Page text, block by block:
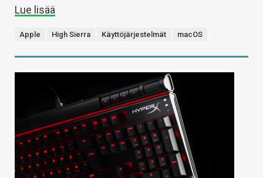
Lue lisää
Apple High Sierra Käyttöjärjestelmät macOS